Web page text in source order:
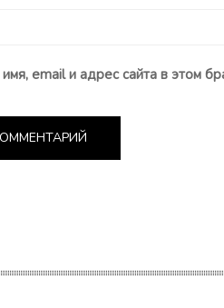
email и адрес сайта в этом